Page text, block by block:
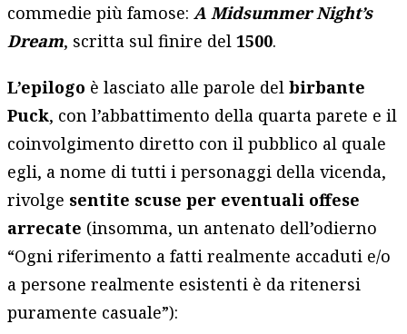
commedie più famose: A Midsummer Night’s
Dream, scritta sul finire del1500.
L’epilogo è lasciato alle parole delbirbante
Puck, con l’abbattimento della quarta parete e il
coinvolgimento diretto con il pubblico al quale
egli, a nome di tutti i personaggi della vicenda,
rivolge sentite scuse per eventuali offese
arrecate (insomma, un antenato dell’odierno
“Ogni riferimento a fatti realmente accaduti e/o
a persone realmente esistenti è da ritenersi
puramente casuale”):